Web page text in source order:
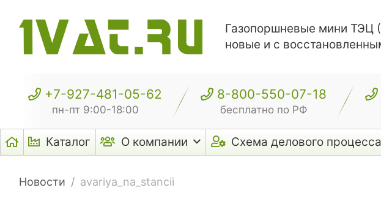
Газопоршневые мини ТЭЦ
новые и с
+7-927-481-05-62
пн-пт 9:00-18:00
8-800-550-07-18
бесплатно по РФ
Каталог О компании Схема делового процесса
Новости avariya_na_stancii